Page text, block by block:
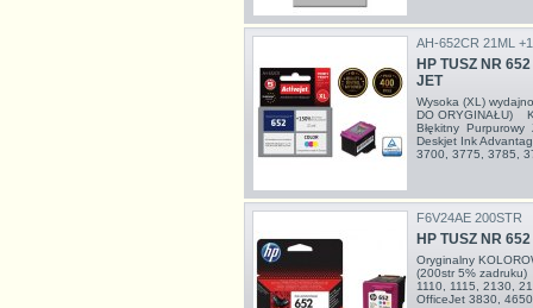
AH-652CR 21ML
HP TUSZ NR
JET
Wysoka (XL)
DO ORYGINAŁU)
Błękitny
Deskjet Ink
3700, 3775, 3785,
F6V24AE 200STR
HP TUSZ NR
Oryginalny
(200str 5%
1110, 1115, 2130,
OfficeJet 3830,